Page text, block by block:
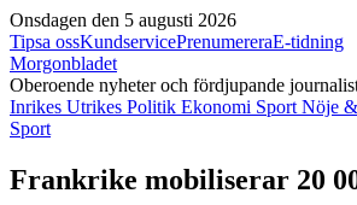
Onsdagen den 5 augusti 2026
Tipsa ossKundservicePrenumereraE-tidning
Morgonbladet
Oberoende nyheter och fördjupande
Inrikes Utrikes Politik Ekonomi Sport Nöje
Sport
Frankrike mobiliserar 20